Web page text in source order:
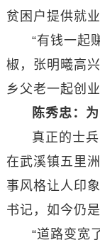
贫困户提供就
“有钱一起
椒，张明曦高
乡父老一起创
陈秀忠：
真正的士
在武溪镇五里
事风格让人印
书记，如今仍
“道路变宽